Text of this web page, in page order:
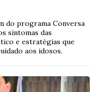
do programa Conversa
sintomas das
e estratégias que
aos idosos.